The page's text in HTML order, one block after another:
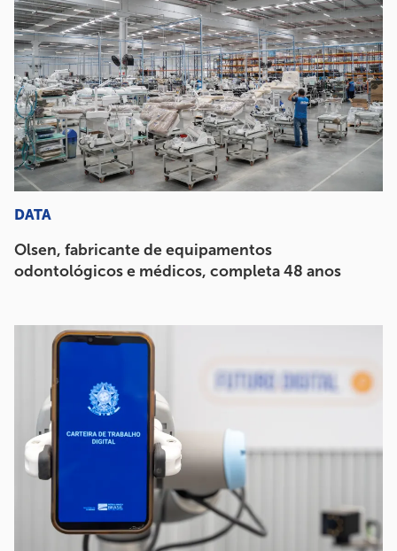
DATA
Olsen, fabricante de equipamentos
odontológicos e médicos, completa 48 anos